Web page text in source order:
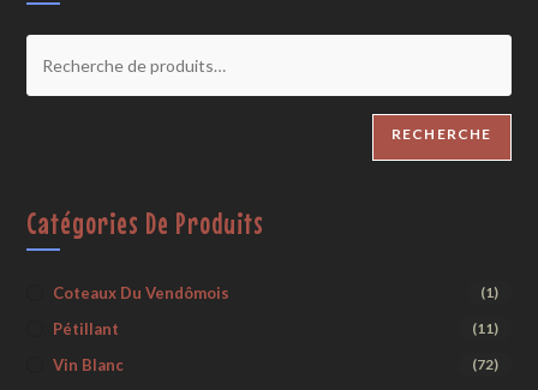
RECHERCHE
Catégories De Produits
Coteaux Du Vendômois (1)
Pétillant (11)
Vin Blanc (72)